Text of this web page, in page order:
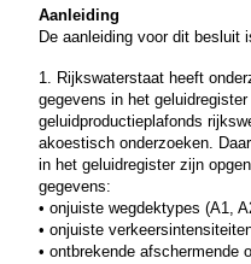
Aanleiding
De aanleiding voor dit besluit
1. Rijkswaterstaat heeft
gegevens in het
geluidproductieplafonds
akoestisch onderzoeken.
in het geluidregister zijn
gegevens:
• onjuiste wegdektypes (A1,
• onjuiste
• ontbrekende afschermende